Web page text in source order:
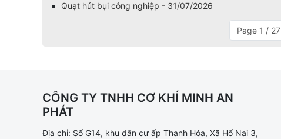
Quạt hút bụi công nghiệp - 31/07/2026
Page 1 / 27
CÔNG TY TNHH CƠ KHÍ MINH AN
PHÁT
Địa chỉ: Số G14, khu dân cư ấp Thanh Hóa, Xã Hố Nai 3,